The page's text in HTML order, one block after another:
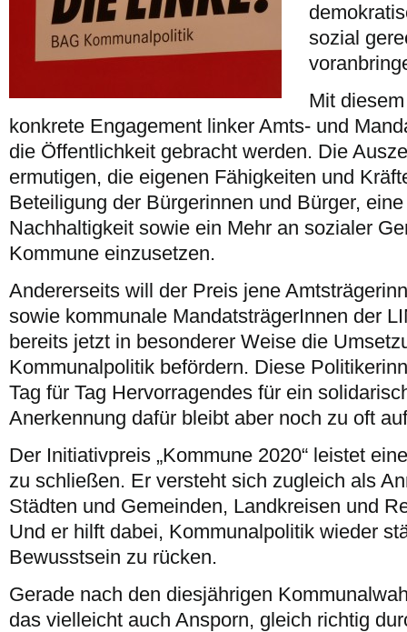
sozial
Mit
konkrete Engagement linker Amts- und
die Öffentlichkeit gebracht werden. Die
ermutigen, die eigenen Fähigkeiten und
Beteiligung der Bürgerinnen und Bürger,
Nachhaltigkeit sowie ein Mehr an sozialer
Kommune einzusetzen.
Andererseits will der Preis jene
sowie kommunale MandatsträgerInnen der
bereits jetzt in besonderer Weise die
Kommunalpolitik befördern. Diese
Tag für Tag Hervorragendes für ein
Anerkennung dafür bleibt aber noch zu oft
Der Initiativpreis „Kommune 2020“ leistet
zu schließen. Er versteht sich zugleich als
Städten und Gemeinden, Landkreisen und
Und er hilft dabei, Kommunalpolitik wieder
Bewusstsein zu rücken.
Gerade nach den diesjährigen
das vielleicht auch Ansporn, gleich richtig